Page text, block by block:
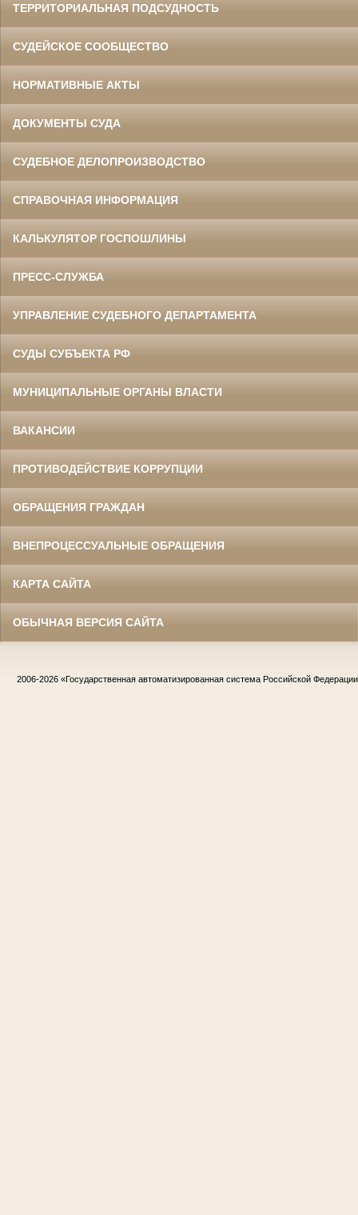
ТЕРРИТОРИАЛЬНАЯ ПОДСУДНОСТЬ
СУДЕЙСКОЕ СООБЩЕСТВО
НОРМАТИВНЫЕ АКТЫ
ДОКУМЕНТЫ СУДА
СУДЕБНОЕ ДЕЛОПРОИЗВОДСТВО
СПРАВОЧНАЯ ИНФОРМАЦИЯ
КАЛЬКУЛЯТОР ГОСПОШЛИНЫ
ПРЕСС-СЛУЖБА
УПРАВЛЕНИЕ СУДЕБНОГО ДЕПАРТАМЕНТА
СУДЫ СУБЪЕКТА РФ
МУНИЦИПАЛЬНЫЕ ОРГАНЫ ВЛАСТИ
ВАКАНСИИ
ПРОТИВОДЕЙСТВИЕ КОРРУПЦИИ
ОБРАЩЕНИЯ ГРАЖДАН
ВНЕПРОЦЕССУАЛЬНЫЕ ОБРАЩЕНИЯ
КАРТА САЙТА
ОБЫЧНАЯ ВЕРСИЯ САЙТА
2006-2026 «Государственная автоматизированная система Российской